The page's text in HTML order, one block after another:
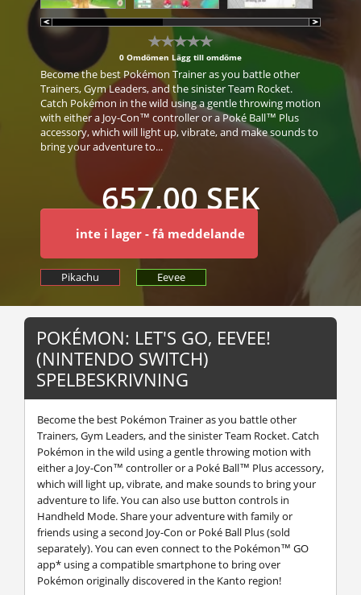
0 Omdömen Lägg till omdöme
Become the best Pokémon Trainer as you battle other
Trainers, Gym Leaders, and the sinister Team Rocket.
Catch Pokémon in the wild using a gentle throwing motion
with either a Joy-Con™ controller or a Poké Ball™ Plus
accessory, which will light up, vibrate, and make sounds to
bring your adventure to...
657,00 SEK
inte i lager - få meddelande
Pikachu Eevee
POKÉMON: LET'S GO, EEVEE!
(NINTENDO SWITCH)
SPELBESKRIVNING
Become the best Pokémon Trainer as you battle other
Trainers, Gym Leaders, and the sinister Team Rocket. Catch
Pokémon in the wild using a gentle throwing motion with
either a Joy-Con™ controller or a Poké Ball™ Plus accessory,
which will light up, vibrate, and make sounds to bring your
adventure to life. You can also use button controls in
Handheld Mode. Share your adventure with family or
friends using a second Joy-Con or Poké Ball Plus (sold
separately). You can even connect to the Pokémon™ GO
app* using a compatible smartphone to bring over
Pokémon originally discovered in the Kanto region!